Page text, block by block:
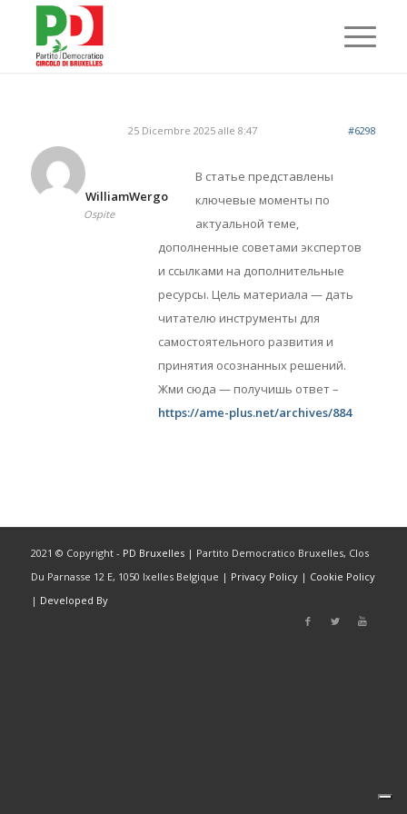
25 Dicembre 2025 alle 8:47 #6298
WilliamWergo
Ospite
В статье представлены
ключевые моменты по
актуальной теме,
дополненные советами экспертов
и ссылками на дополнительные
ресурсы. Цель материала — дать
читателю инструменты для
самостоятельного развития и
принятия осознанных решений.
Жми сюда — получишь ответ –
https://ame-plus.net/archives/884
2021 © Copyright - PD Bruxelles| Partito Democratico Bruxelles, Clos
Du Parnasse 12 E, 1050 Ixelles Belgique | Privacy Policy| Cookie Policy
| Developed By